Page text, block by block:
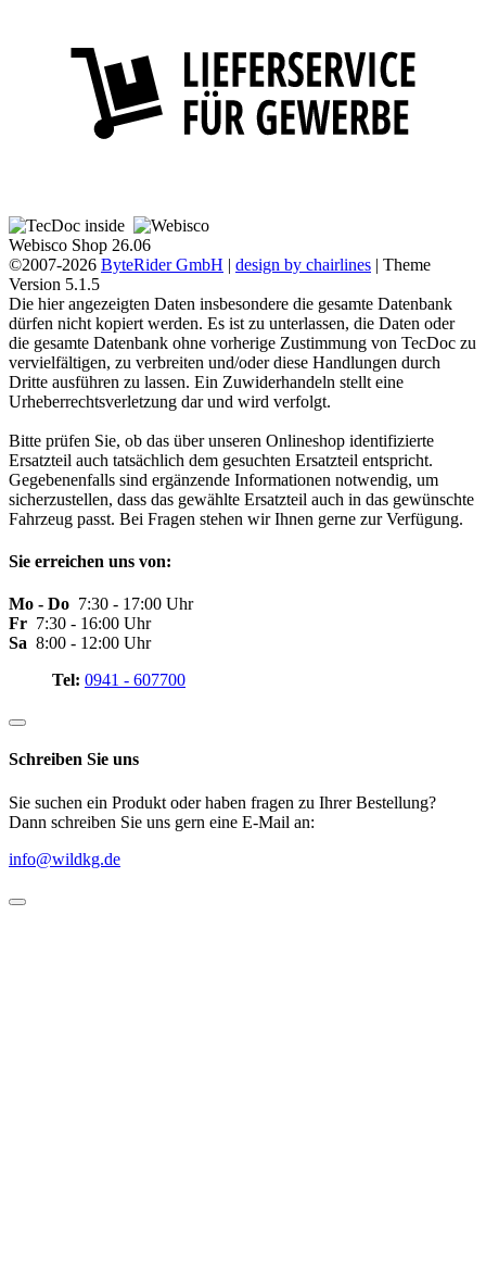
Webisco Shop 26.06
©2007-2026 ByteRider GmbH | design by chairlines | Theme
Version 5.1.5
Die hier angezeigten Daten insbesondere die gesamte Datenbank
dürfen nicht kopiert werden. Es ist zu unterlassen, die Daten oder
die gesamte Datenbank ohne vorherige Zustimmung von TecDoc zu
vervielfältigen, zu verbreiten und/oder diese Handlungen durch
Dritte ausführen zu lassen. Ein Zuwiderhandeln stellt eine
Urheberrechtsverletzung dar und wird verfolgt.
Bitte prüfen Sie, ob das über unseren Onlineshop identifizierte
Ersatzteil auch tatsächlich dem gesuchten Ersatzteil entspricht.
Gegebenenfalls sind ergänzende Informationen notwendig, um
sicherzustellen, dass das gewählte Ersatzteil auch in das gewünschte
Fahrzeug passt. Bei Fragen stehen wir Ihnen gerne zur Verfügung.
Sie erreichen uns von:
Mo - Do 7:30 - 17:00 Uhr
Fr 7:30 - 16:00 Uhr
Sa 8:00 - 12:00 Uhr
Tel: 0941 - 607700
Schreiben Sie uns
Sie suchen ein Produkt oder haben fragen zu Ihrer Bestellung?
Dann schreiben Sie uns gern eine E-Mail an:
info@wildkg.de